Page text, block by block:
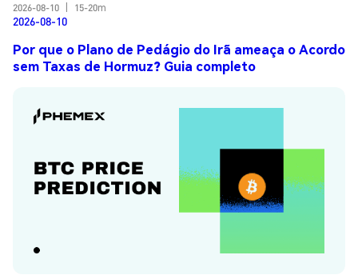
2026-08-10
15-20m
2026-08-10
Por que o Plano de Pedágio do Irã ameaça o Acordo
sem Taxas de Hormuz? Guia completo